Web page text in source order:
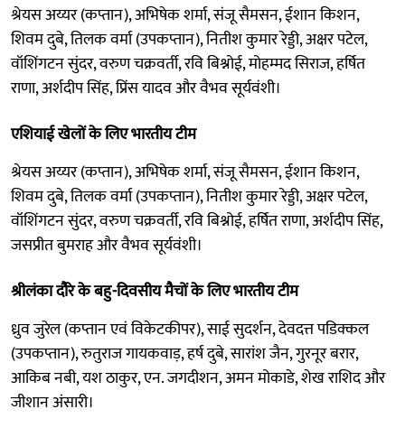
श्रेयस अय्यर (कप्तान), अभिषेक शर्मा, संजू सैमसन, ईशान किशन,
शिवम दुबे, तिलक वर्मा (उपकप्तान), नितीश कुमार रेड्डी, अक्षर पटेल,
वॉशिंगटन सुंदर, वरुण चक्रवर्ती, रवि बिश्नोई, मोहम्मद सिराज, हर्षित
राणा, अर्शदीप सिंह, प्रिंस यादव और वैभव सूर्यवंशी।
एशियाई खेलों के लिए भारतीय टीम
श्रेयस अय्यर (कप्तान), अभिषेक शर्मा, संजू सैमसन, ईशान किशन,
शिवम दुबे, तिलक वर्मा (उपकप्तान), नितीश कुमार रेड्डी, अक्षर पटेल,
वॉशिंगटन सुंदर, वरुण चक्रवर्ती, रवि बिश्नोई, हर्षित राणा, अर्शदीप सिंह,
जसप्रीत बुमराह और वैभव सूर्यवंशी।
श्रीलंका दौरे के बहु-दिवसीय मैचों के लिए भारतीय टीम
ध्रुव जुरेल (कप्तान एवं विकेटकीपर), साई सुदर्शन, देवदत्त पडिक्कल
(उपकप्तान), रुतुराज गायकवाड़, हर्ष दुबे, सारांश जैन, गुरनूर बरार,
आकिब नबी, यश ठाकुर, एन. जगदीशन, अमन मोकाडे, शेख राशिद और
जीशान अंसारी।